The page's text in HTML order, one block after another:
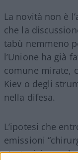
La novità non è
che la
tabù nemmeno
l’Unione ha già
comune mirate,
Kiev o degli
nella difesa.
L’ipotesi che
emissioni
strategici, non è